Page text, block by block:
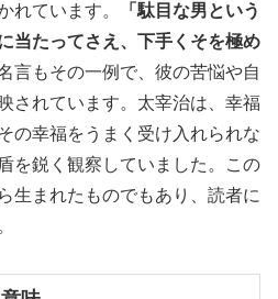
れています。
「駄目な男という
当たってさえ、下手くそを極め
言もその一例で、彼の苦悩や自
されています。太宰治は、幸福
の幸福をうまく受け入れられな
を鋭く観察していました。この
生まれたものでもあり、読者に